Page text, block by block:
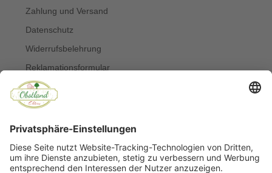
Zahlung und Versand
Datenschutz
Widerrufsbelehrung
Reklamationsformular
Widerruf online erklären
Impressum
Kontakt
Über uns
Allergiker